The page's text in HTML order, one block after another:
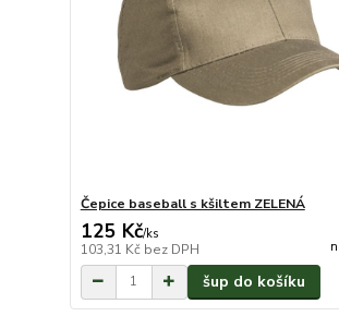
Čepice baseball s kšiltem ZELENÁ
125 Kč/ks
103,31 Kč bez DPH
šup do košíku